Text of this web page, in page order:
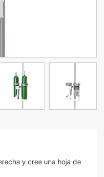
y cree una hoja de